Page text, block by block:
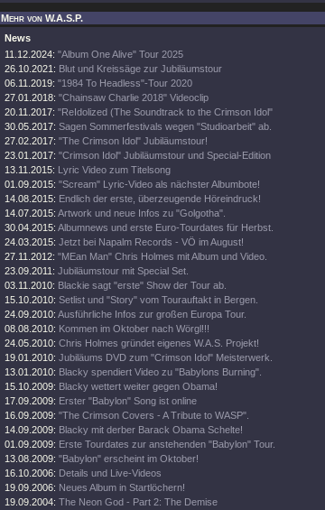
Mehr von W.A.S.P.
News
11.12.2024: "Album One Alive" Tour 2025
26.10.2021: Blut und Kreissäge zur Jubiläumstour
06.11.2019: "1984 To Headless"-Tour 2020
27.01.2018: "Chainsaw Charlie 2018" Videoclip
20.11.2017: "ReIdolized (The Soundtrack to the Crimson Idol"
30.05.2017: Sagen Sommerfestivals wegen "Studioarbeit" ab.
27.02.2017: "The Crimson Idol" Jubiläumstour!
23.01.2017: "Crimson Idol" Jubiläumstour und Special-Edition
13.11.2015: Lyric Video zum Titelsong
01.09.2015: "Scream" Lyric-Video als nächster Albumbote!
14.08.2015: Endlich der erste, überzeugende Höreindruck!
14.07.2015: Artwork und neue Infos zu "Golgotha".
30.04.2015: Albumnews und erste Euro-Tourdates für Herbst.
24.03.2015: Jetzt bei Napalm Records - VÖ im August!
27.11.2012: "MEan Man" Chris Holmes mit Album und Video.
23.09.2011: Jubiläumstour mit Special Set.
03.11.2010: Blackie sagt "erste" Show der Tour ab.
15.10.2010: Setlist und "Story" vom Tourauftakt in Bergen.
24.09.2010: Ausführliche Infos zur großen Europa Tour.
08.08.2010: Kommen im Oktober nach Wörgl!!!
24.05.2010: Chris Holmes gründet eigenes W.A.S. Projekt!
19.01.2010: Jubiläums DVD zum "Crimson Idol" Meisterwerk.
13.01.2010: Blacky spendiert Video zu "Babylons Burning".
15.10.2009: Blacky wettert weiter gegen Obama!
17.09.2009: Erster "Babylon" Song ist online
16.09.2009: "The Crimson Covers - A Tribute to WASP".
14.09.2009: Blacky mit derber Barack Obama Schelte!
01.09.2009: Erste Tourdates zur anstehenden "Babylon" Tour.
13.08.2009: "Babylon" erscheint im Oktober!
16.10.2006: Details und Live-Videos
19.09.2006: Neues Album in Startlöchern!
19.09.2004: The Neon God - Part 2: The Demise